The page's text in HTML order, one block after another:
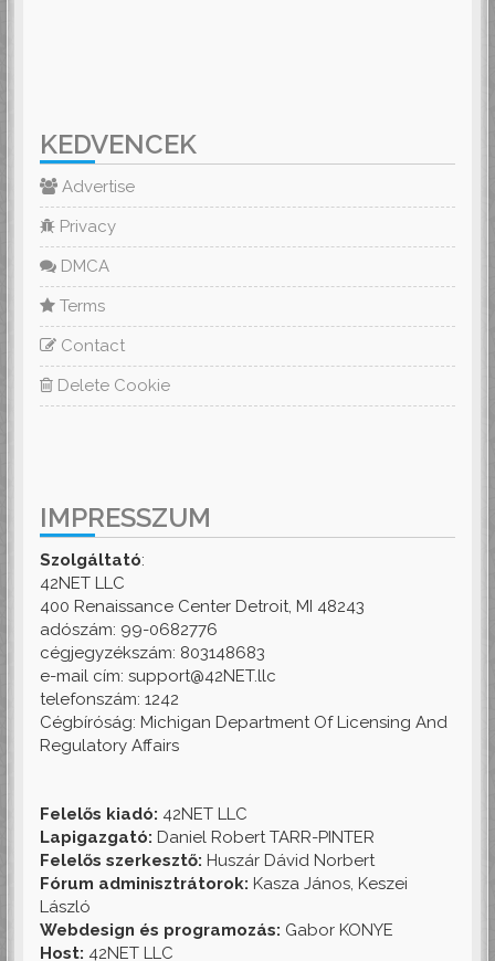
KEDVENCEK
Advertise
Privacy
DMCA
Terms
Contact
Delete Cookie
IMPRESSZUM
Szolgáltató:
42NET LLC
400 Renaissance Center Detroit, MI 48243
adószám: 99-0682776
cégjegyzékszám: 803148683
e-mail cím: support@42NET.llc
telefonszám: 1242
Cégbíróság: Michigan Department Of Licensing And
Regulatory Affairs
Felelős kiadó: 42NET LLC
Lapigazgató: Daniel Robert TARR-PINTER
Felelős szerkesztő: Huszár Dávid Norbert
Fórum adminisztrátorok: Kasza János, Keszei
László
Webdesign és programozás: Gabor KONYE
Host: 42NET LLC